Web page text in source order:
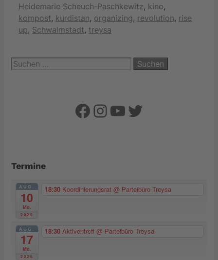
Heidemarie Scheuch-Paschkewitz, kino,
kompost, kurdistan, organizing, revolution, rise
up, Schwalmstadt, treysa
Suchen
nach:
Facebook
Instagram
YouTube
Twitter
Termine
AUG.
10
Mo.
2026
18:30 Koordinierungsrat @ Parteibüro Treysa
AUG.
17
Mo.
2026
18:30 Aktiventreff @ Parteibüro Treysa